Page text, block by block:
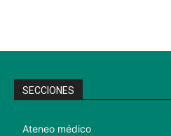
SECCIONES
Ateneo médico